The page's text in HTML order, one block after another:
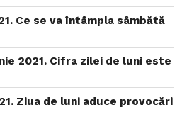
Ce se va întâmpla sâmbătă
2021. Cifra zilei de luni este
Ziua de luni aduce provocări